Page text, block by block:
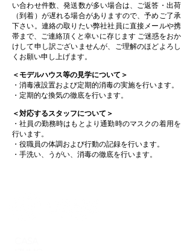
い合わせ件数、発送数が多い場合は、ご返答・出荷
（到着）が遅れる場合がありますので、予めご了承
下さい。連絡の取りたい弊社社員に直接メールや携
帯まで、ご連絡頂くと幸いに存じます ご迷惑をおか
けして申し訳ございませんが、ご理解のほどよろし
くお願い申し上げます。
＜モデルハウス等の見学について＞
・消毒液設置および定期的消毒の実施を行います。
・定期的な換気の徹底を行います。
＜対応するスタッフについて＞
・社員の勤務時はもとより通勤時のマスクの着用を
行います。
・役職員の体調および行動の記録を行います。
・手洗い、うがい、消毒の徹底を行います。